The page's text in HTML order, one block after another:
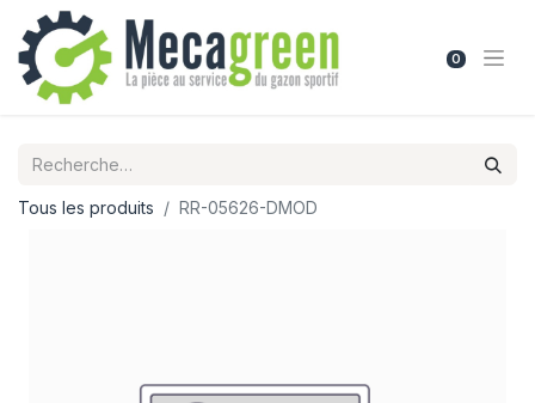
0
Tous les produits RR-05626-DMOD